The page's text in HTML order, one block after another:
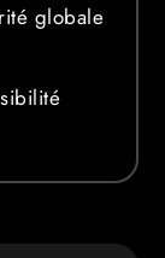
globale